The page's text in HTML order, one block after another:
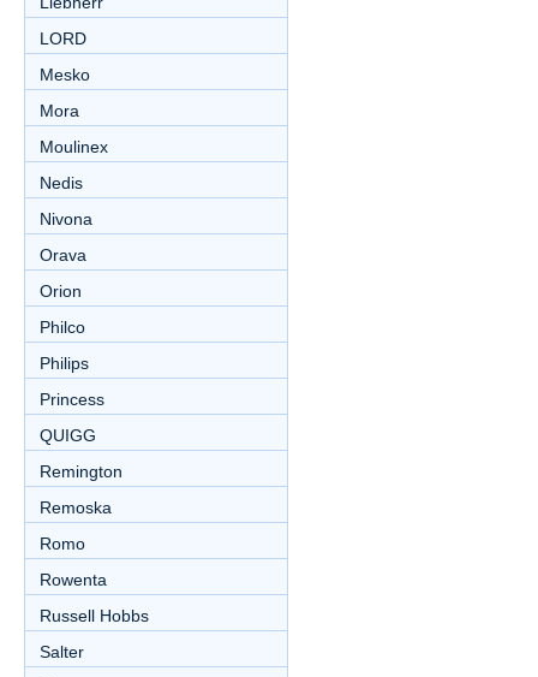
LORD
Mesko
Mora
Moulinex
Nedis
Nivona
Orava
Orion
Philco
Philips
Princess
QUIGG
Remington
Remoska
Romo
Rowenta
Russell Hobbs
Salter